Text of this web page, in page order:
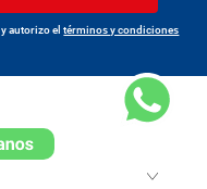
y autorizo eltérminos y condiciones